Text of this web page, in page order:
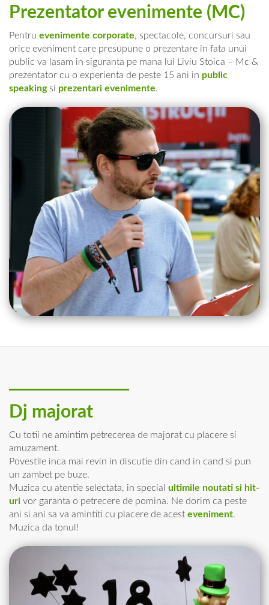
Prezentator evenimente (MC)
Pentru evenimente corporate, spectacole, concursuri sau
orice eveniment care presupune o prezentare in fata unui
public va lasam in siguranta pe mana lui Liviu Stoica – Mc &
prezentator cu o experienta de peste 15 ani in public
speakingsi prezentari evenimente.
Dj majorat
Cu totii ne amintim petrecerea de majorat cu placere si
amuzament.
Povestile inca mai revin in discutie din cand in cand si pun
un zambet pe buze.
Muzica cu atentie selectata, in special ultimile noutati si hit-
uri vor garanta o petrecere de pomina. Ne dorim ca peste
ani si ani sa va amintiti cu placere de acest eveniment.
Muzica da tonul!